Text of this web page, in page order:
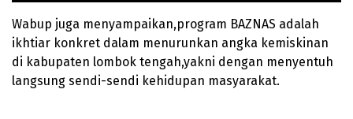
Wabup juga menyampaikan,program BAZNAS adalah
ikhtiar konkret dalam menurunkan angka kemiskinan
di kabupaten lombok tengah,yakni dengan menyentuh
langsung sendi-sendi kehidupan masyarakat.